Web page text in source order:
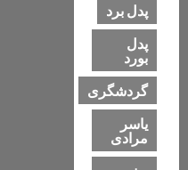
پدل برد
پدل
بورد
گردشگری
یاسر
مرادی